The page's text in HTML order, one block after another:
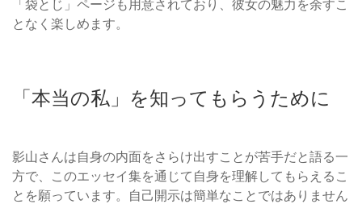
「袋とじ」ページも用意されており、彼女の魅力を余すこ
となく楽しめます。
「本当の私」を知ってもらうために
影山さんは自身の内面をさらけ出すことが苦手だと語る一
方で、このエッセイ集を通じて自身を理解してもらえるこ
とを願っています。自己開示は簡単なことではありません